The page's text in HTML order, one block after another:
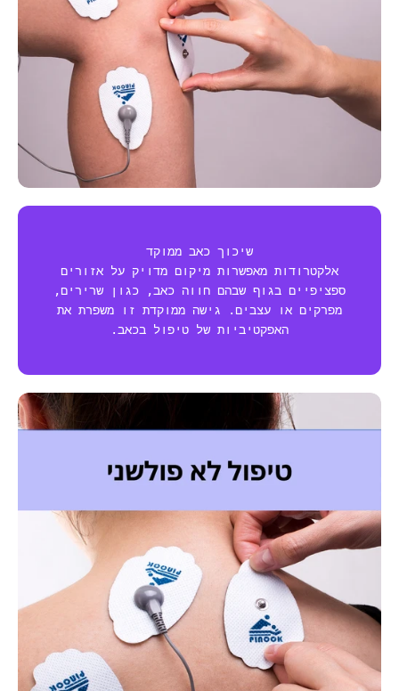
שיכוך כאב ממוקד
אלקטרודות מאפשרות מיקום מדויק על אזורים
ספציפיים בגוף שבהם חווה כאב, כגון שרירים,
מפרקים או עצבים. גישה ממוקדת זו משפרת את
האפקטיביות של טיפול בכאב.